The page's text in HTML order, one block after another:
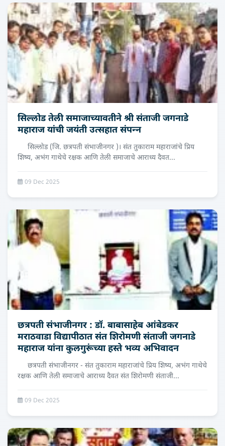
सिल्लोड तेली समाजाच्‍यावतीने श्री संताजी जगनाडे
महाराज यांची जयंती उत्‍सहात संपन्‍न
सिल्लोड (जि. छत्रपती संभाजीनगर )। संत तुकाराम महाराजांचे प्रिय
शिष्य, अभंग गाथेचे रक्षक आणि तेली समाजाचे आराध्य दैवत...
09 Dec 2025
छत्रपती संभाजीनगर : डॉ. बाबासाहेब आंबेडकर
मराठवाडा विद्यापीठात संत शिरोमणी संताजी जगनाडे
महाराज यांना कुलगुरूंच्या हस्ते भव्य अभिवादन
छत्रपती संभाजीनगर - संत तुकाराम महाराजांचे प्रिय शिष्य, अभंग गाथेचे
रक्षक आणि तेली समाजाचे आराध्य दैवत संत शिरोमणी संताजी...
09 Dec 2025